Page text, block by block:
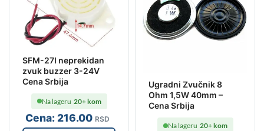
SFM-27I neprekidan
zvuk buzzer 3-24V
Cena Srbija
Cena: 216.00 RSD
Na lageru 20+ kom
Ugradni Zvučnik 8
Ohm 1,5W 40mm –
Cena Srbija
Na lageru 20+ kom